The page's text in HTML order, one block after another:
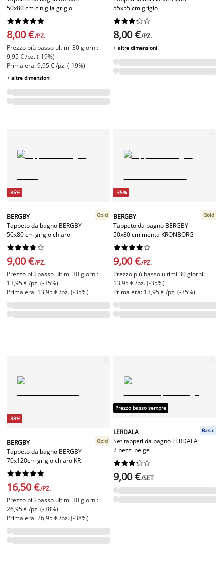
50x80 cm ciniglia grigio






8,00 €/PZ.
Prezzo più basso ultimi 30 giorni:
9,95 € /pz. (-19%)
Prima era: 9,95 € /pz. (-19%)
+ altre dimensioni
55x55 cm grigio






8,00 €/PZ.
+ altre dimensioni
-35%
BERGBY
Tappeto da bagno BERGBY
50x80 cm grigio chiaro
Gold






9,00 €/PZ.
Prezzo più basso ultimi 30 giorni:
13,95 € /pz. (-35%)
Prima era: 13,95 € /pz. (-35%)
-35%
BERGBY
Tappeto da bagno BERGBY
50x80 cm menta KRONBORG
Gold






9,00 €/PZ.
Prezzo più basso ultimi 30 giorni:
13,95 € /pz. (-35%)
Prima era: 13,95 € /pz. (-35%)
-38%
BERGBY
Tappeto da bagno BERGBY
70x120cm grigio chiaro KR
Gold






16,50 €/PZ.
Prezzo più basso ultimi 30 giorni:
26,95 € /pz. (-38%)
Prima era: 26,95 € /pz. (-38%)
Prezzo basso sempre
LERDALA
Set tappeti da bagno LERDALA
2 pezzi beige
Basic






9,00 €/SET